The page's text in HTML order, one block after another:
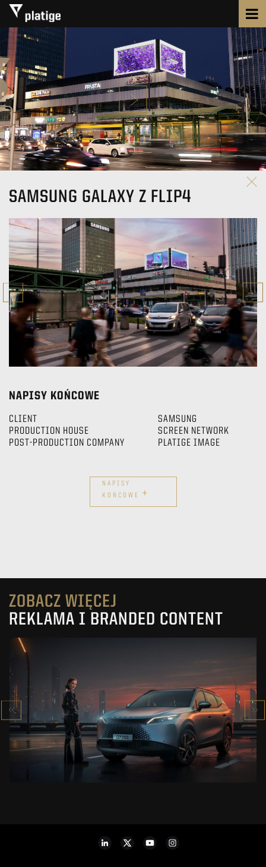
SAMSUNG GALAXY Z FLIP4
NAPISY KOŃCOWE
CLIENT
SAMSUNG
PRODUCTION HOUSE
SCREEN NETWORK
POST-PRODUCTION COMPANY
PLATIGE IMAGE
NAPISY
KOŃCOWE +
ZOBACZ WIĘCEJ
REKLAMA I BRANDED CONTENT
OMODA 7
SUPER HYBRID
ZOBACZ PROJEKT